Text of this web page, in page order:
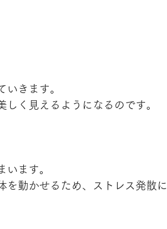
いきます。
しく見えるようになるのです。
います。
動かせるため、ストレス発散に